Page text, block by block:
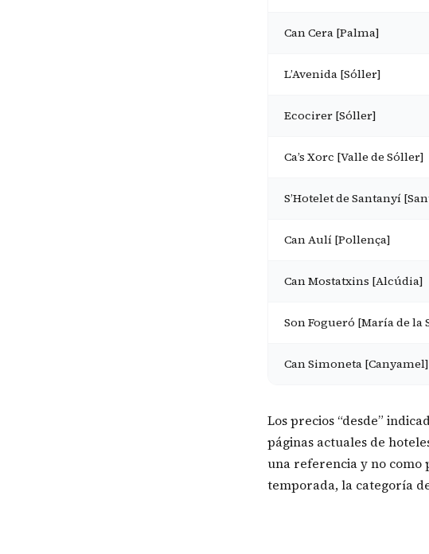
Can Cera [Palma]
L’Avenida [Sóller]
Ecocirer [Sóller]
Ca’s Xorc [Valle de Sóller]
S’Hotelet de Santanyí
Can Aulí [Pollença]
Can Mostatxins [Alcúdia]
Son Fogueró [María de la
Can Simoneta [Canyamel]
Los precios “desde”
páginas actuales de
una referencia y no como
temporada, la categoría